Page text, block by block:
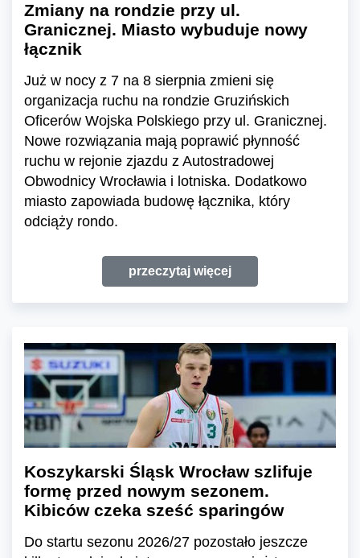
Zmiany na rondzie przy ul.
Granicznej. Miasto wybuduje nowy
łącznik
Już w nocy z 7 na 8 sierpnia zmieni się
organizacja ruchu na rondzie Gruzińskich
Oficerów Wojska Polskiego przy ul. Granicznej.
Nowe rozwiązania mają poprawić płynność
ruchu w rejonie zjazdu z Autostradowej
Obwodnicy Wrocławia i lotniska. Dodatkowo
miasto zapowiada budowę łącznika, który
odciąży rondo.
przeczytaj więcej
Koszykarski Śląsk Wrocław szlifuje
formę przed nowym sezonem.
Kibiców czeka sześć sparingów
Do startu sezonu 2026/27 pozostało jeszcze